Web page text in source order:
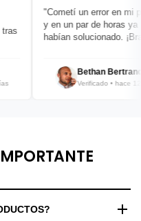
"Cometí un error en mi
y en un par de horas ya lo
habían solucionado.
Bethan Bertrand
Verificado • hace 12